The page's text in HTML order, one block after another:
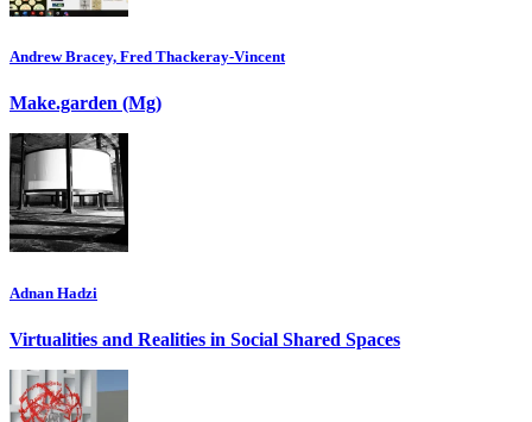
Andrew Bracey, Fred Thackeray-Vincent
Make.garden (Mg)
Adnan Hadzi
Virtualities and Realities in Social Shared Spaces